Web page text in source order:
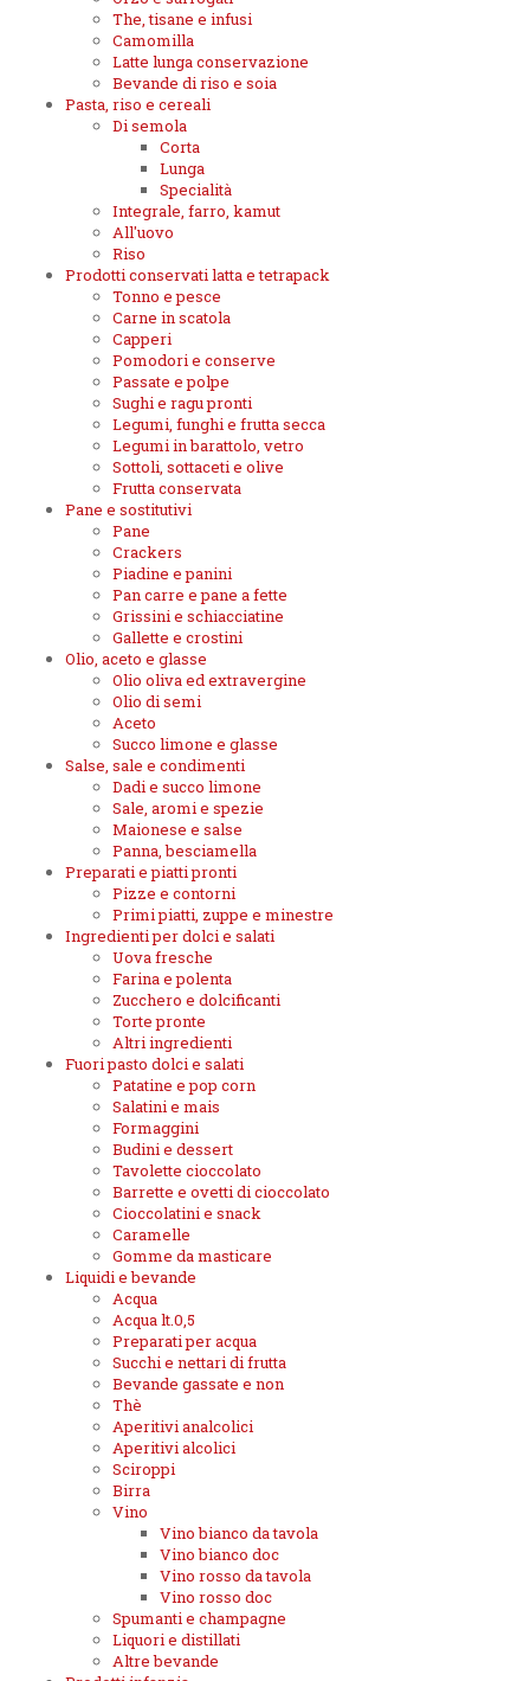
The, tisane e infusi
Camomilla
Latte lunga conservazione
Bevande di riso e soia
Pasta, riso e cereali
Di semola
Corta
Lunga
Specialità
Integrale, farro, kamut
All'uovo
Riso
Prodotti conservati latta e tetrapack
Tonno e pesce
Carne in scatola
Capperi
Pomodori e conserve
Passate e polpe
Sughi e ragu pronti
Legumi, funghi e frutta secca
Legumi in barattolo, vetro
Sottoli, sottaceti e olive
Frutta conservata
Pane e sostitutivi
Pane
Crackers
Piadine e panini
Pan carre e pane a fette
Grissini e schiacciatine
Gallette e crostini
Olio, aceto e glasse
Olio oliva ed extravergine
Olio di semi
Aceto
Succo limone e glasse
Salse, sale e condimenti
Dadi e succo limone
Sale, aromi e spezie
Maionese e salse
Panna, besciamella
Preparati e piatti pronti
Pizze e contorni
Primi piatti, zuppe e minestre
Ingredienti per dolci e salati
Uova fresche
Farina e polenta
Zucchero e dolcificanti
Torte pronte
Altri ingredienti
Fuori pasto dolci e salati
Patatine e pop corn
Salatini e mais
Formaggini
Budini e dessert
Tavolette cioccolato
Barrette e ovetti di cioccolato
Cioccolatini e snack
Caramelle
Gomme da masticare
Liquidi e bevande
Acqua
Acqua lt.0,5
Preparati per acqua
Succhi e nettari di frutta
Bevande gassate e non
Thè
Aperitivi analcolici
Aperitivi alcolici
Sciroppi
Birra
Vino
Vino bianco da tavola
Vino bianco doc
Vino rosso da tavola
Vino rosso doc
Spumanti e champagne
Liquori e distillati
Altre bevande